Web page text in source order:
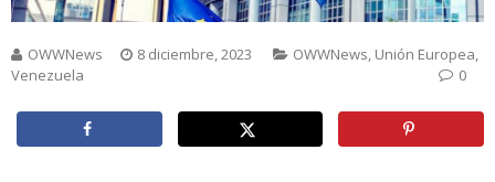
OWWNews 8 diciembre, 2023 OWWNews, Unión Europea,
Venezuela
0